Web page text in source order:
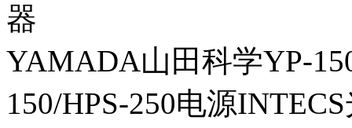
器
YAMADA山田科学YP-
150/HPS-250电源